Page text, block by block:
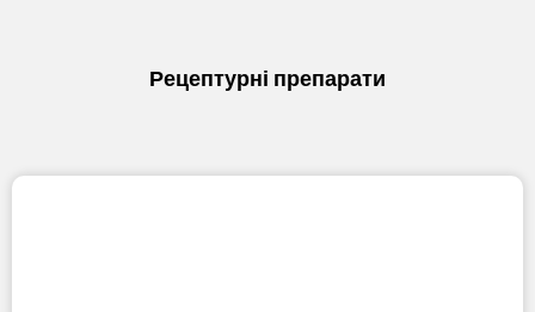
Рецептурні препарати